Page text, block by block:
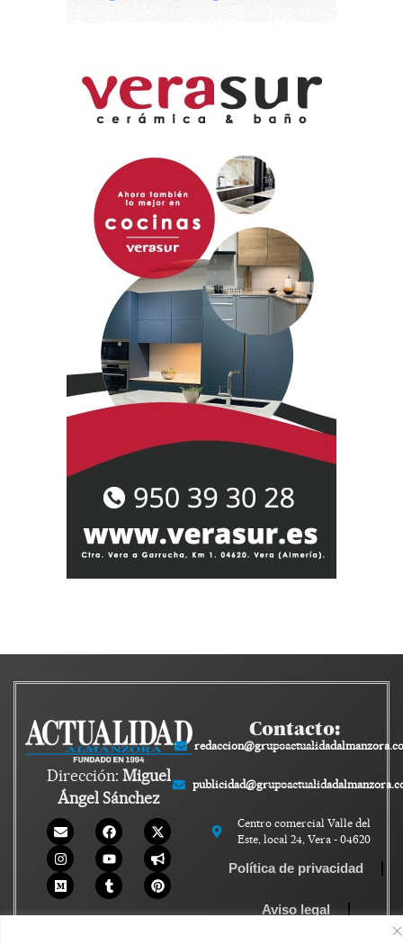
Dirección: Miguel
Ángel Sánchez
Contacto:
Centro comercial Valle del
Este, local 24, Vera - 04620
Política de privacidad
Aviso legal